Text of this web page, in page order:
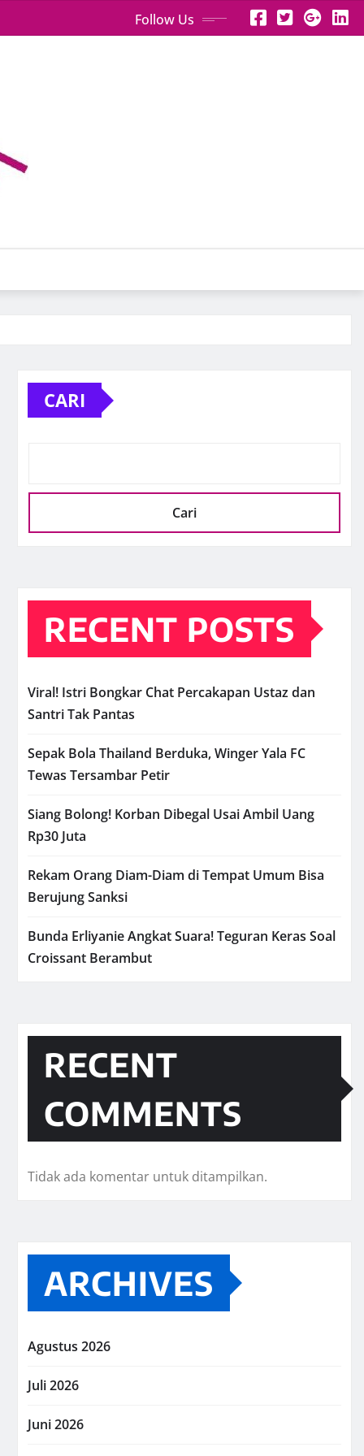
Follow Us
CARI
Cari
RECENT POSTS
Viral! Istri Bongkar Chat Percakapan Ustaz dan
Santri Tak Pantas
Sepak Bola Thailand Berduka, Winger Yala FC
Tewas Tersambar Petir
Siang Bolong! Korban Dibegal Usai Ambil Uang
Rp30 Juta
Rekam Orang Diam-Diam di Tempat Umum Bisa
Berujung Sanksi
Bunda Erliyanie Angkat Suara! Teguran Keras Soal
Croissant Berambut
RECENT
COMMENTS
Tidak ada komentar untuk ditampilkan.
ARCHIVES
Agustus 2026
Juli 2026
Juni 2026